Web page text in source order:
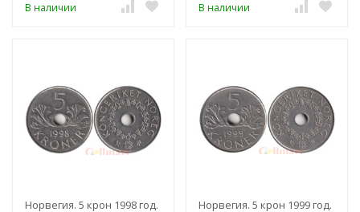
В наличии В наличии
Норвегия. 5 крон 1998 год. Норвегия. 5 крон 1999 год.